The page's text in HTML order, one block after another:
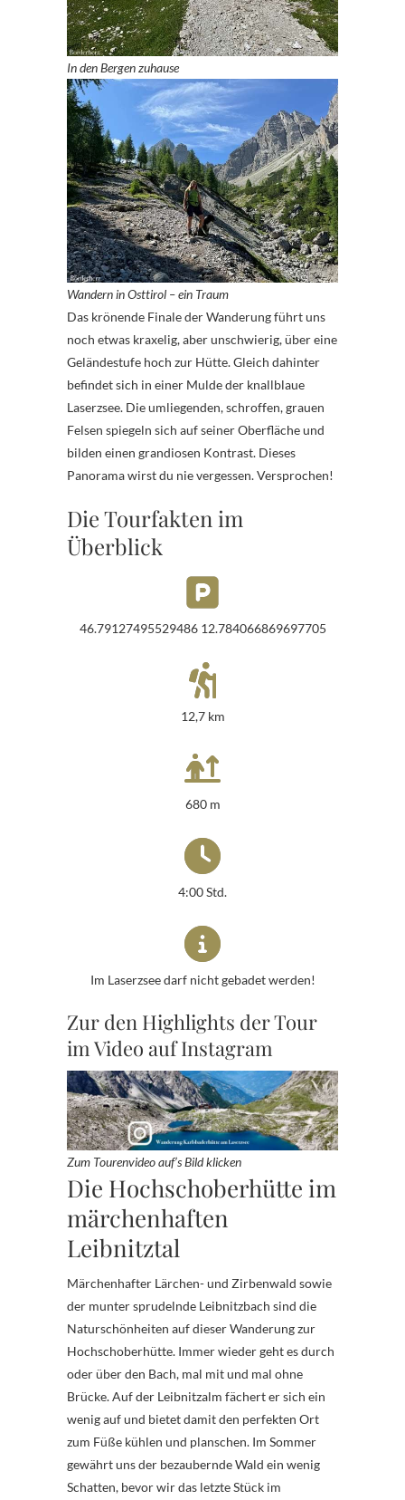
In den Bergen zuhause
Wandern in Osttirol – ein Traum
Das krönende Finale der Wanderung führt uns
noch etwas kraxelig, aber unschwierig, über eine
Geländestufe hoch zur Hütte. Gleich dahinter
befindet sich in einer Mulde der knallblaue
Laserzsee. Die umliegenden, schroffen, grauen
Felsen spiegeln sich auf seiner Oberfläche und
bilden einen grandiosen Kontrast. Dieses
Panorama wirst du nie vergessen. Versprochen!
Die Tourfakten im
Überblick
46.79127495529486 12.784066869697705
12,7 km
680 m
4:00 Std.
Im Laserzsee darf nicht gebadet werden!
Zur den Highlights der Tour
im Video auf Instagram
Zum Tourenvideo auf’s Bild klicken
Die Hochschoberhütte im
märchenhaften
Leibnitztal
Märchenhafter Lärchen- und Zirbenwald sowie
der munter sprudelnde Leibnitzbach sind die
Naturschönheiten auf dieser Wanderung zur
Hochschoberhütte. Immer wieder geht es durch
oder über den Bach, mal mit und mal ohne
Brücke. Auf der Leibnitzalm fächert er sich ein
wenig auf und bietet damit den perfekten Ort
zum Füße kühlen und planschen. Im Sommer
gewährt uns der bezaubernde Wald ein wenig
Schatten, bevor wir das letzte Stück im